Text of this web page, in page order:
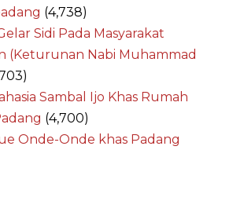
(4,738)
Sidi Pada Masyarakat
(Keturunan Nabi Muhammad
Sambal Ijo Khas Rumah
(4,700)
Onde-Onde khas Padang